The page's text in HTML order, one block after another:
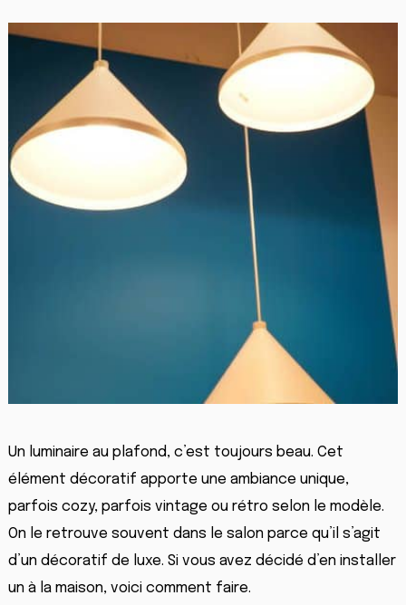
Un luminaire au plafond, c’est toujours beau. Cet
élément décoratif apporte une ambiance unique,
parfois cozy, parfois vintage ou rétro selon le modèle.
On le retrouve souvent dans le salon parce qu’il s’agit
d’un décoratif de luxe. Si vous avez décidé d’en installer
un à la maison, voici comment faire.